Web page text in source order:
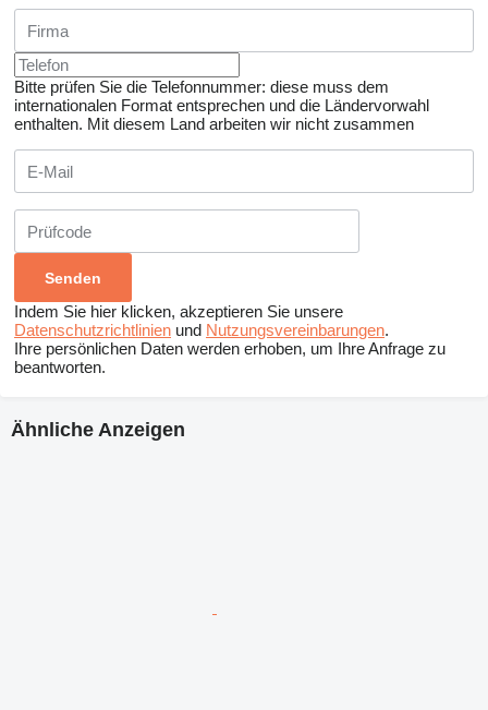
Bitte prüfen Sie die Telefonnummer: diese muss dem
internationalen Format entsprechen und die Ländervorwahl
enthalten. Mit diesem Land arbeiten wir nicht zusammen
Indem Sie hier klicken, akzeptieren Sie unsere
Datenschutzrichtlinien und Nutzungsvereinbarungen.
Ihre persönlichen Daten werden erhoben, um Ihre Anfrage zu
beantworten.
Ähnliche Anzeigen